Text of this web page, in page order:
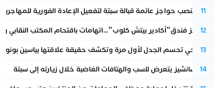
11
إسبانيا تنصب حواجز عائمة قبالة سبتة لتفعيل الإعادة الفورية للمهاجرين
12
أزمة تهز فندق“أكادير بيتش كلوب”…اتهامات باقتحام المكتب النقابي
13
نورا فتحي تحسم الجدل لأول مرة وتكشف حقيقة علاقتها بياسين بونو
14
بيدرو سانشيز يتعرض للسب والهتافات الغاضبة خلال زيارته إلى سبتة